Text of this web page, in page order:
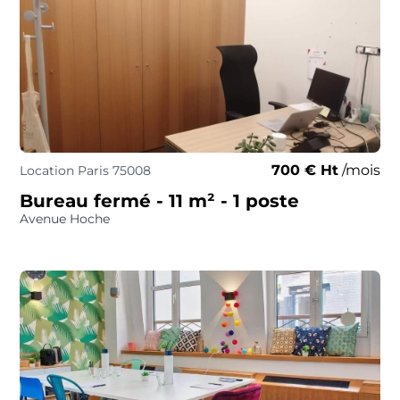
Location Paris 75008 700 € Ht/mois
Bureau fermé - 11 m² - 1 poste
Avenue Hoche